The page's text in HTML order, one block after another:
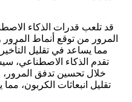
قد تلعب قدرات الذكاء
المرور من توقع أنماط المرور
مما يساعد في تقليل
تقدم الذكاء الاصطناعي،
خلال تحسين تدفق المرور،
تقليل انبعاثات الكربون،